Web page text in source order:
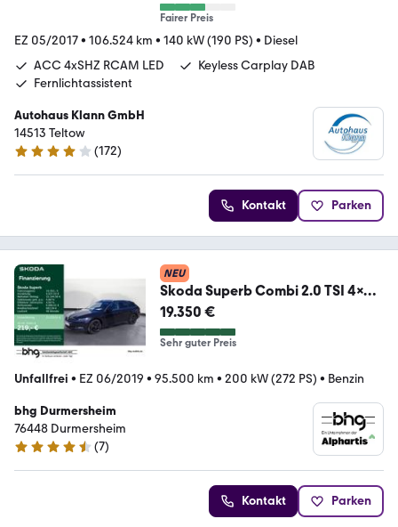
Fairer Preis
EZ 05/2017• 106.524 km • 140 kW (190 PS) • Diesel
ACC 4xSHZ RCAM LED
Keyless Carplay DAB
Fernlichtassistent
Autohaus Klann GmbH
14513 Teltow
4 Sterne
(172)
Kontakt Parken
NEU
Skoda Superb Combi 2.0 TSI 4x4
DSG Style *AHK*DCC*STAN
19.350 €
Sehr guter Preis
Unfallfrei • EZ 06/2019 • 95.500 km • 200 kW (272 PS) • Benzin
bhg Durmersheim
76448 Durmersheim
4.3 Sterne
(7)
Kontakt Parken